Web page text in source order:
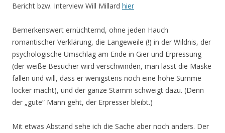
Bericht bzw. Interview Will Millard hier
Bemerkenswert ernüchternd, ohne jeden Hauch
romantischer Verklärung, die Langeweile (!) in der Wildnis, der
psychologische Umschlag am Ende in Gier und Erpressung
(der weiße Besucher wird verschwinden, man lässt die Maske
fallen und will, dass er wenigstens noch eine hohe Summe
locker macht), und der ganze Stamm schweigt dazu. (Denn
der „gute“ Mann geht, der Erpresser bleibt.)
Mit etwas Abstand sehe ich die Sache aber noch anders. Der